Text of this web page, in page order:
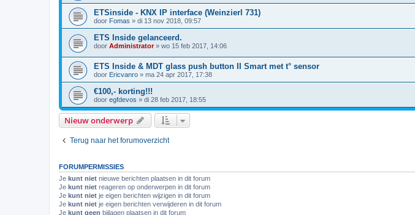
ETSinside - KNX IP interface (Weinzierl 731)
door Fomas » di 13 nov 2018, 09:57
ETS Inside gelanceerd.
door Administrator» wo 15 feb 2017, 14:06
ETS Inside & MDT glass push button II Smart met t° sensor
door Ericvanro » ma 24 apr 2017, 17:38
€100,- korting!!!
door egfdevos » di 28 feb 2017, 18:55
Nieuw onderwerp
Terug naar het forumoverzicht
FORUMPERMISSIES
Je kunt niet nieuwe berichten plaatsen in dit forum
Je kunt niet reageren op onderwerpen in dit forum
Je kunt niet je eigen berichten wijzigen in dit forum
Je kunt niet je eigen berichten verwijderen in dit forum
Je kunt geen bijlagen plaatsen in dit forum